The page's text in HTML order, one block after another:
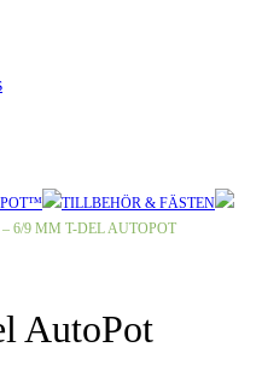
TILLBEHÖR & FÄSTEN
– 6/9 MM T-DEL AUTOPOT
AutoPot